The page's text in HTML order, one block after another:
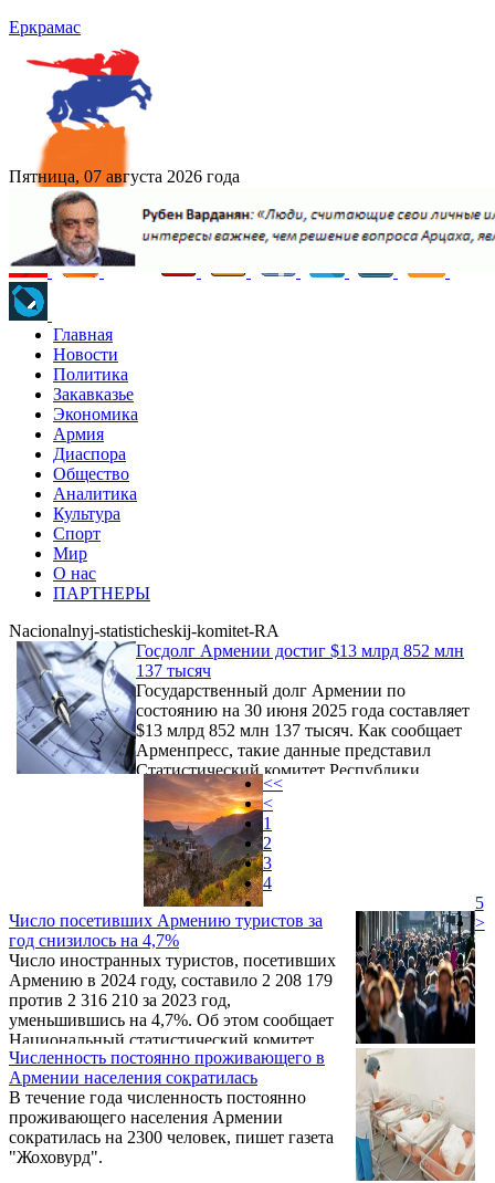
Еркрамас
Пятница, 07 августа 2026 года
Главная
Новости
Политика
Закавказье
Экономика
Армия
Диаспора
Общество
Аналитика
Культура
Спорт
Мир
О нас
ПАРТНЕРЫ
Nacionalnyj-statisticheskij-komitet-RA
Госдолг Армении достиг $13 млрд 852 млн
137 тысяч
Государственный долг Армении по
состоянию на 30 июня 2025 года составляет
$13 млрд 852 млн 137 тысяч. Как сообщает
Арменпресс, такие данные представил
Статистический комитет Республики
Армения. Внешний долг составляет $6 млрд
943 млн 296 тыс., а внутренний — $6 млрд
908 млн 842 тыс.
Число посетивших Армению туристов за
год снизилось на 4,7%
Число иностранных туристов, посетивших
Армению в 2024 году, составило 2 208 179
против 2 316 210 за 2023 год,
уменьшившись на 4,7%. Об этом сообщает
Национальный статистический комитет
республики.
Численность постоянно проживающего в
Армении населения сократилась
В течение года численность постоянно
проживающего населения Армении
сократилась на 2300 человек, пишет газета
"Жоховурд".
<<
<
1
2
3
4
5
>